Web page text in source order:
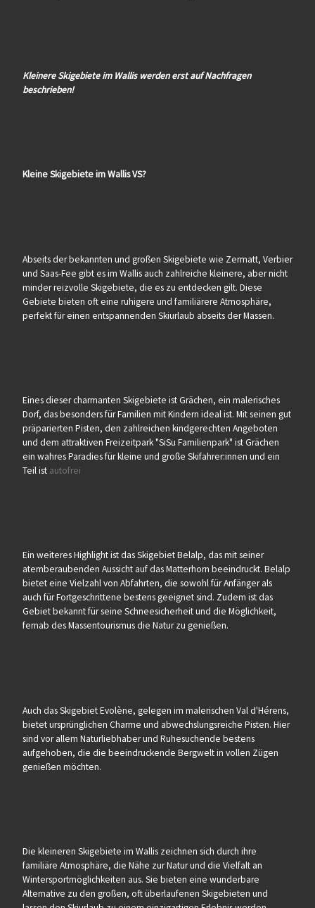
Kleinere Skigebiete im Wallis werden erst auf Nachfragen
beschrieben!
Kleine Skigebiete im Wallis VS?
Abseits der bekannten und großen Skigebiete wie Zermatt, Verbier
und Saas-Fee gibt es im Wallis auch zahlreiche kleinere, aber nicht
minder reizvolle Skigebiete, die es zu entdecken gilt. Diese
Gebiete bieten oft eine ruhigere und familiärere Atmosphäre,
perfekt für einen entspannenden Skiurlaub abseits der Massen.
Eines dieser charmanten Skigebiete ist Grächen, ein malerisches
Dorf, das besonders für Familien mit Kindern ideal ist. Mit seinen gut
präparierten Pisten, den zahlreichen kindgerechten Angeboten
und dem attraktiven Freizeitpark "SiSu Familienpark" ist Grächen
ein wahres Paradies für kleine und große Skifahrer:innen und ein
Teil ist autofrei
Ein weiteres Highlight ist das Skigebiet Belalp, das mit seiner
atemberaubenden Aussicht auf das Matterhorn beeindruckt. Belalp
bietet eine Vielzahl von Abfahrten, die sowohl für Anfänger als
auch für Fortgeschrittene bestens geeignet sind. Zudem ist das
Gebiet bekannt für seine Schneesicherheit und die Möglichkeit,
fernab des Massentourismus die Natur zu genießen.
Auch das Skigebiet Evolène, gelegen im malerischen Val d'Hérens,
bietet ursprünglichen Charme und abwechslungsreiche Pisten. Hier
sind vor allem Naturliebhaber und Ruhesuchende bestens
aufgehoben, die die beeindruckende Bergwelt in vollen Zügen
genießen möchten.
Die kleineren Skigebiete im Wallis zeichnen sich durch ihre
familiäre Atmosphäre, die Nähe zur Natur und die Vielfalt an
Wintersportmöglichkeiten aus. Sie bieten eine wunderbare
Alternative zu den großen, oft überlaufenen Skigebieten und